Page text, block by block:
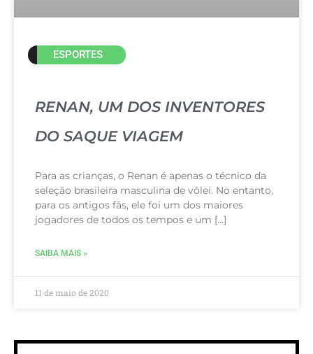
ESPORTES
RENAN, UM DOS INVENTORES
DO SAQUE VIAGEM
Para as crianças, o Renan é apenas o técnico da
seleção brasileira masculina de vôlei. No entanto,
para os antigos fãs, ele foi um dos maiores
jogadores de todos os tempos e um […]
SAIBA MAIS »
11 de maio de 2020